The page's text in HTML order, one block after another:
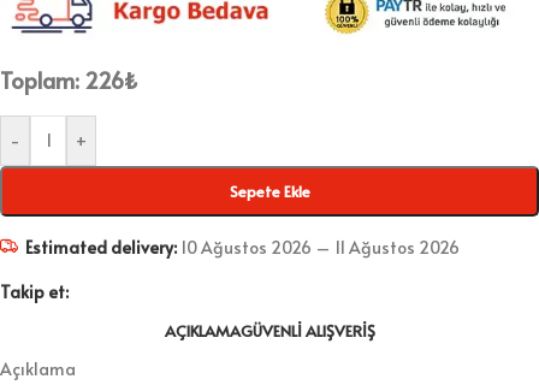
Toplam: 226₺
- +
Sepete Ekle
Estimated delivery: 10 Ağustos 2026 – 11 Ağustos 2026
Takip et:
AÇIKLAMAGÜVENLI ALIŞVERIŞ
Açıklama